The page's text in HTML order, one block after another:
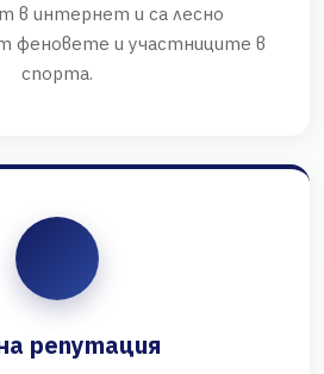
в интернет и са лесно
феновете и участниците в
спорта.
репутация